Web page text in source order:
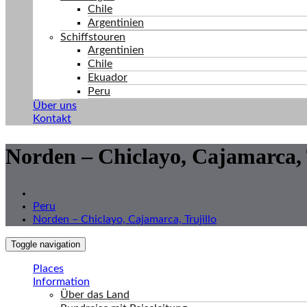
Chile
Argentinien
Schiffstouren
Argentinien
Chile
Ekuador
Peru
Über uns
Kontakt
Norden – Chiclayo,
Peru
Norden – Chiclayo, Cajamarca, Trujillo
Toggle navigation
Places
Information
Über das Land